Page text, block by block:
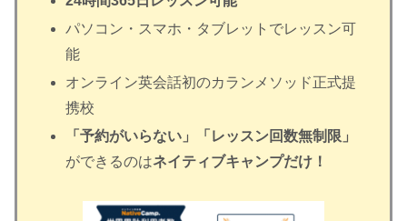
パソコン・スマホ・タブレットでレッスン可
能
オンライン英会話初のカランメソッド正式提
携校
「予約がいらない」「レッスン回数無制限」
ができるのはネイティブキャンプだけ！